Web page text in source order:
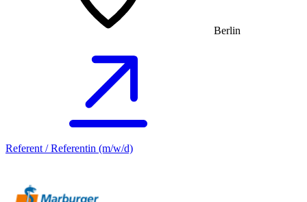
Berlin
Referent / Referentin (m/w/d)